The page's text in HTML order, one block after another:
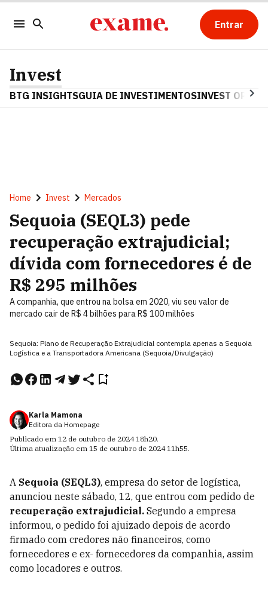
Entrar
Invest
BTG INSIGHTSGUIA DE INVESTIMENTOSINVEST OPINA
Home Invest Mercados
Sequoia (SEQL3) pede
recuperação extrajudicial;
dívida com fornecedores é de
R$ 295 milhões
A companhia, que entrou na bolsa em 2020, viu seu valor de
mercado cair de R$ 4 bilhões para R$ 100 milhões
Sequoia: Plano de Recuperação Extrajudicial contempla apenas a Sequoia
Logística e a Transportadora Americana (Sequoia/Divulgação)
Karla Mamona
Editora da Homepage
Publicado em 12 de outubro de 2024 18h20.
Última atualização em 15 de outubro de 2024 11h55.
A Sequoia (SEQL3), empresa do setor de logística,
anunciou neste sábado, 12, que entrou com pedido de
recuperação extrajudicial. Segundo a empresa
informou, o pedido foi ajuizado depois de acordo
firmado com credores não financeiros, como
fornecedores e ex- fornecedores da companhia, assim
como locadores e outros.